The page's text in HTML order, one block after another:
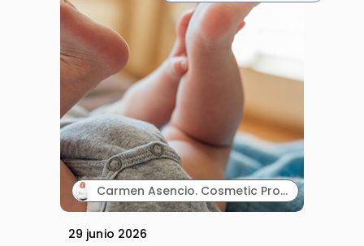
Carmen Asencio. Cosmetic Product Manager. Suavinex.
29 junio 2026